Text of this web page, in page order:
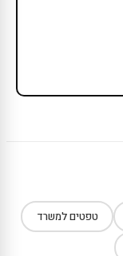
טפטים למשרד